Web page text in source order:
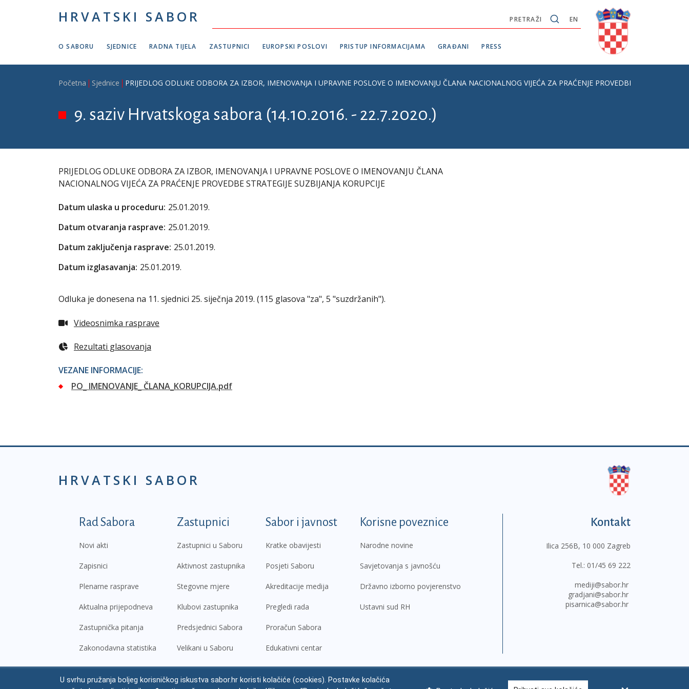
HRVATSKI SABOR EN
PRETRAŽI
O SABORU SJEDNICE RADNA TIJELA ZASTUPNICI EUROPSKI POSLOVI PRISTUP INFORMACIJAMA GRAĐANI PRESS
Breadcrumb
Početna Sjednice PRIJEDLOG ODLUKE ODBORA ZA IZBOR, IMENOVANJA I UPRAVNE POSLOVE O IMENOVANJU ČLANA NACIONALNOG VIJEĆA ZA PRAĆENJE PROVEDBE STRATEGIJE
9. saziv Hrvatskoga sabora (14.10.2016. - 22.7.2020.)
PRIJEDLOG ODLUKE ODBORA ZA IZBOR, IMENOVANJA I UPRAVNE POSLOVE O IMENOVANJU ČLANA
NACIONALNOG VIJEĆA ZA PRAĆENJE PROVEDBE STRATEGIJE SUZBIJANJA KORUPCIJE
Datum ulaska u proceduru: 25.01.2019.
Datum otvaranja rasprave: 25.01.2019.
Datum zaključenja rasprave: 25.01.2019.
Datum izglasavanja: 25.01.2019.
Odluka je donesena na 11. sjednici 25. siječnja 2019. (115 glasova "za", 5 "suzdržanih").
Videosnimka rasprave
Rezultati glasovanja
VEZANE INFORMACIJE:
PO_ IMENOVANJE_ ČLANA_KORUPCIJA.pdf
HRVATSKI SABOR
Podnožje prvi izbornik
Rad Sabora
Novi akti
Zapisnici
Plenarne rasprave
Aktualna prijepodneva
Zastupnička pitanja
Zakonodavna statistika
Zastupnici
Zastupnici u Saboru
Aktivnost zastupnika
Stegovne mjere
Klubovi zastupnika
Predsjednici Sabora
Velikani u Saboru
Sabor i javnost
Kratke obavijesti
Posjeti Saboru
Akreditacije medija
Pregledi rada
Proračun Sabora
Edukativni centar
Korisne poveznice
Narodne novine
Savjetovanja s javnošću
Državno izborno povjerenstvo
Ustavni sud RH
Kontakt
Ilica 256B, 10 000 Zagreb
Tel.: 01/45 69 222
mediji@sabor.hr
gradjani@sabor.hr
pisarnica@sabor.hr
U svrhu pružanja boljeg korisničkog iskustva sabor.hr koristi kolačiće (cookies). Postavke kolačića